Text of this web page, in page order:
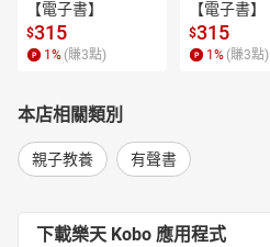
【電子書】
$315
1 % (賺3點)
【電子書】
$315
1 % (賺3點)
本店相關類別
親子教養 有聲書
下載樂天 Kobo 應用程式